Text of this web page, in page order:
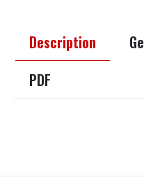
Description
PDF